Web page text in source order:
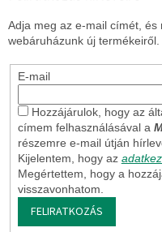
Adja meg az e-mail címét, és
webáruházunk új termékeiről.
E-mail
Hozzájárulok, hogy az
címem felhasználásával a
részemre e-mail útján
Kijelentem, hogy az
Megértettem, hogy a
visszavonhatom.
FELIRATKOZÁS